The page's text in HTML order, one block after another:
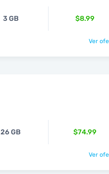
3 GB $8.99
Ver
26 GB $74.99
Ver